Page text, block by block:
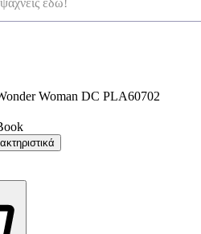
Woman DC PLA60702